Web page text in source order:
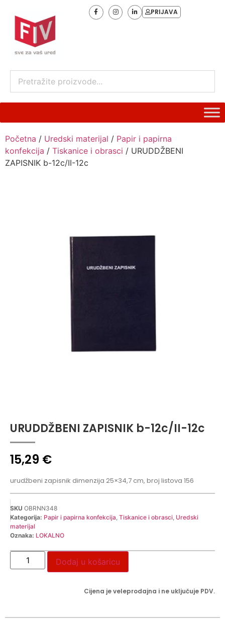
PRIJAVA
Početna / Uredski materijal / Papir i papirna
konfekcija / Tiskanice i obrasci / URUDDŽBENI
ZAPISNIK b-12c/II-12c
URUDDŽBENI ZAPISNIK b-12c/II-12c
15,29 €
urudžbeni zapisnik dimenzija 25×34,7 cm, broj listova 156
SKU OBRNN348
Kategorija: Papir i papirna konfekcija Tiskanice i obrasci Uredski
materijal
Oznaka: LOKALNO
Dodaj u košaricu
Cijena je veleprodajna i ne uključuje PDV.